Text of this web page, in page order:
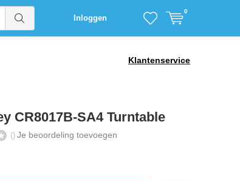
Inloggen
0
Klantenservice
CR8017B-SA4 Turntable
() Je beoordeling toevoegen